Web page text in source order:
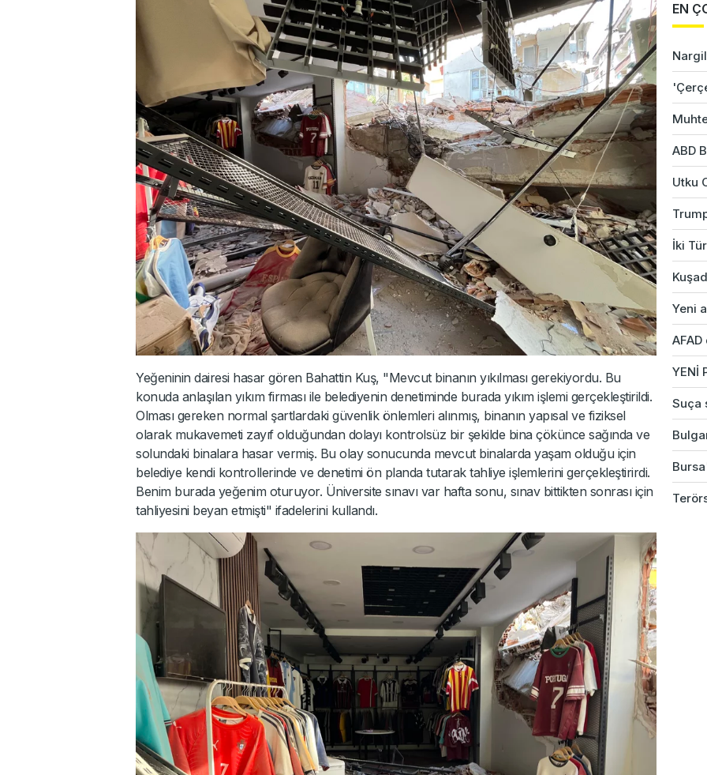
Yeğeninin dairesi hasar gören Bahattin Kuş, "Mevcut binanın yıkılması gerekiyordu. Bu
konuda anlaşılan yıkım firması ile belediyenin denetiminde burada yıkım işlemi gerçekleştirildi.
Olması gereken normal şartlardaki güvenlik önlemleri alınmış, binanın yapısal ve fiziksel
olarak mukavemeti zayıf olduğundan dolayı kontrolsüz bir şekilde bina çökünce sağında ve
solundaki binalara hasar vermiş. Bu olay sonucunda mevcut binalarda yaşam olduğu için
belediye kendi kontrollerinde ve denetimi ön planda tutarak tahliye işlemlerini gerçekleştirirdi.
Benim burada yeğenim oturuyor. Üniversite sınavı var hafta sonu, sınav bittikten sonrası için
tahliyesini beyan etmişti" ifadelerini kullandı.
EN
ABD
Utku
İki
Yeni
YENİ
Suça